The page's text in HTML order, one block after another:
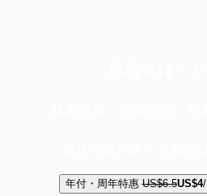
年付・周年特惠 US$6.5US$4/